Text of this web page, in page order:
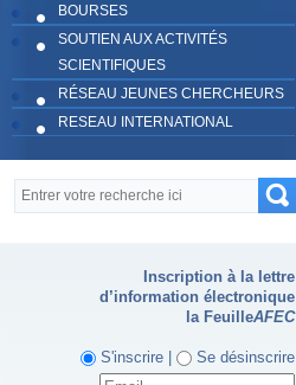
BOURSES
SOUTIEN AUX ACTIVITÉS
SCIENTIFIQUES
RÉSEAU JEUNES CHERCHEURS
RESEAU INTERNATIONAL
Formulaire de recherche
Recherche
Inscription à la lettre
d’information électronique
la FeuilleAFEC
S'inscrire | Se désinscrire